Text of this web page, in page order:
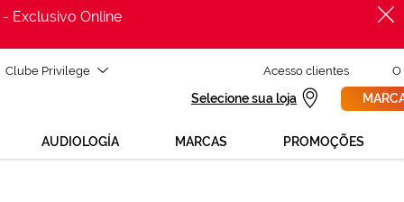
Exclusivo Online
Clube Privilege Acesso clientes O
Selecione sua loja
AUDIOLOGÍA MARCAS PROMOÇÕES